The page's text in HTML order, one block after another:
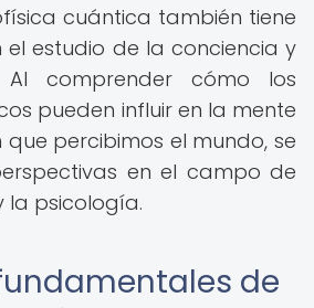
cuántica también tiene
el estudio de la conciencia y
Al comprender cómo los
pueden influir en la mente
percibimos el mundo, se
en el campo de
la psicología.
de